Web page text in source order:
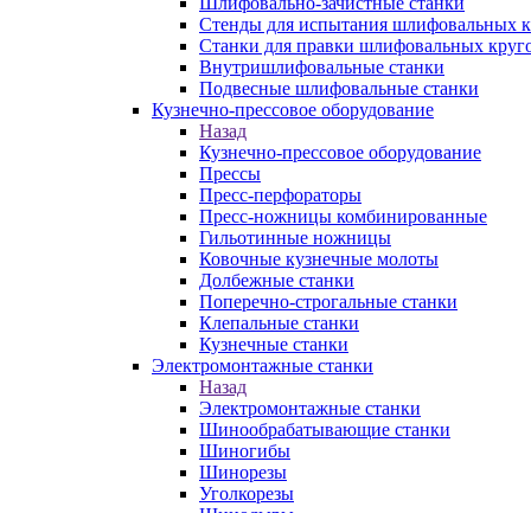
Стенды для испытания шлифовальных
Станки для правки шлифовальных
Внутришлифовальные станки
Подвесные шлифовальные станки
Кузнечно-прессовое оборудование
Назад
Кузнечно-прессовое оборудование
Прессы
Пресс-перфораторы
Пресс-ножницы комбинированные
Гильотинные ножницы
Ковочные кузнечные молоты
Долбежные станки
Поперечно-строгальные станки
Клепальные станки
Кузнечные станки
Электромонтажные станки
Назад
Электромонтажные станки
Шинообрабатывающие станки
Шиногибы
Шинорезы
Уголкорезы